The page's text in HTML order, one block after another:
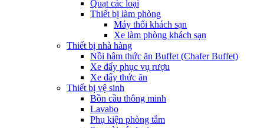
Quạt các loại
Thiết bị làm phòng
Máy thổi khách sạn
Xe làm phòng khách sạn
Thiết bị nhà hàng
Nồi hâm thức ăn Buffet (Chafer Buffet)
Xe đẩy phục vụ rượu
Xe đẩy thức ăn
Thiết bị vệ sinh
Bồn cầu thông minh
Lavabo
Phụ kiện phòng tắm